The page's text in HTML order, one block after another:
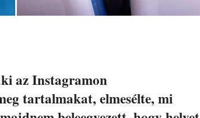
az Instagramon
tartalmakat, elmesélte, mi